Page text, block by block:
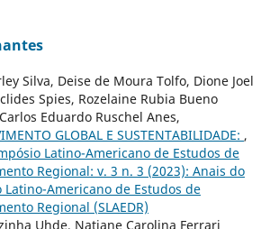
Silva, Deise de Moura Tolfo, Dione Joel
Spies, Rozelaine Rubia Bueno
Eduardo Ruschel Anes,
GLOBAL E SUSTENTABILIDADE: ,
Latino-Americano de Estudos de
Regional: v. 3 n. 3 (2023): Anais do
Americano de Estudos de
Regional (SLAEDR)
Uhde, Natiane Carolina Ferrari